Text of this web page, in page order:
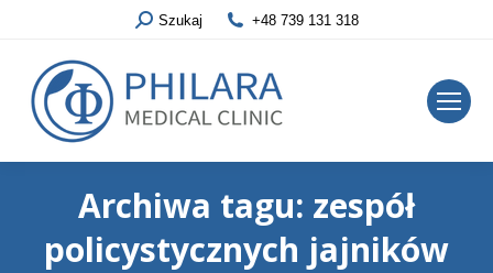
Szukaj +48 739 131 318
Archiwa tagu: zespół
policystycznych jajników